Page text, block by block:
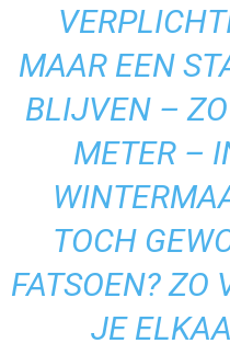
MAAR EEN
BLIJVEN –
METER –
TOCH
FATSOEN? ZO
JE